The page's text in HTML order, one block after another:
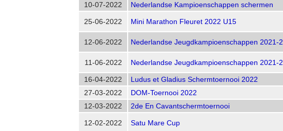
10-07-2022 Nederlandse Kampioenschappen schermen
25-06-2022 Mini Marathon Fleuret 2022 U15
12-06-2022 Nederlandse Jeugdkampioenschappen 2021-2
11-06-2022 Nederlandse Jeugdkampioenschappen 2021-2
16-04-2022 Ludus et Gladius Schermtoernooi 2022
27-03-2022
DOM-Toernooi 2022
12-03-2022
2de En Cavantschermtoernooi
12-02-2022 Satu Mare Cup